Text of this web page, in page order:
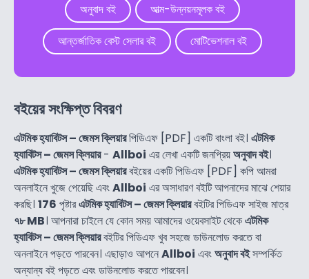
অনুবাদ বই
আত্ম-উন্নয়নমূলক বই
আন্তর্জাতিক বেস্ট সেলার বই
মোটিভেশনাল বই
বইয়ের সংক্ষিপ্ত বিবরণ
এটমিক হ্যাবিটস – জেমস ক্লিয়ারপিডিএফ [PDF] একটি বাংলা বই। এটমিক
হ্যাবিটস – জেমস ক্লিয়ার- Allboi এর লেখা একটি জনপ্রিয়অনুবাদ বই।
এটমিক হ্যাবিটস – জেমস ক্লিয়ারবইয়ের একটি পিডিএফ [PDF] কপি আমরা
অনলাইনে খুজে পেয়েছি এবংAllboi এর অসাধারণ বইটি আপনাদের মাঝে শেয়ার
করছি। 176 পৃষ্টারএটমিক হ্যাবিটস – জেমস ক্লিয়ারবইটির পিডিএফ সাইজ মাত্র
৭৮ MB। আপনারা চাইলে যে কোন সময় আমাদের ওয়েবসাইট থেকেএটমিক
হ্যাবিটস – জেমস ক্লিয়ারবইটির পিডিএফ খুব সহজে ডাউনলোড করতে বা
অনলাইনে পড়তে পারবেন। এছাড়াও আপনেAllboi এবংঅনুবাদ বইসম্পর্কিত
অন্যান্য বই পড়তে এবং ডাউনলোড করতে পারবেন।